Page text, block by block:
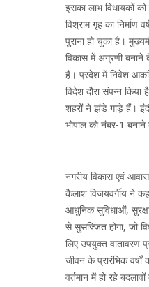
इसका लाभ विधायकों को
विश्राम गृह का
पुराना हो चुका है।
विकास में अग्रणी
हैं। प्रदेश में निवेश
विदेश दौरा संपन्न
शहरों ने झंडे गाड़े हैं।
भोपाल को नंबर-1
नगरीय विकास एवं
कैलाश विजयवर्गीय ने
आधुनिक सुविधाओं,
से सुसज्जित होगा, जो
लिए उपयुक्त वातावरण
जीवन के प्रारंभिक वर्षों
वर्तमान में हो रहे